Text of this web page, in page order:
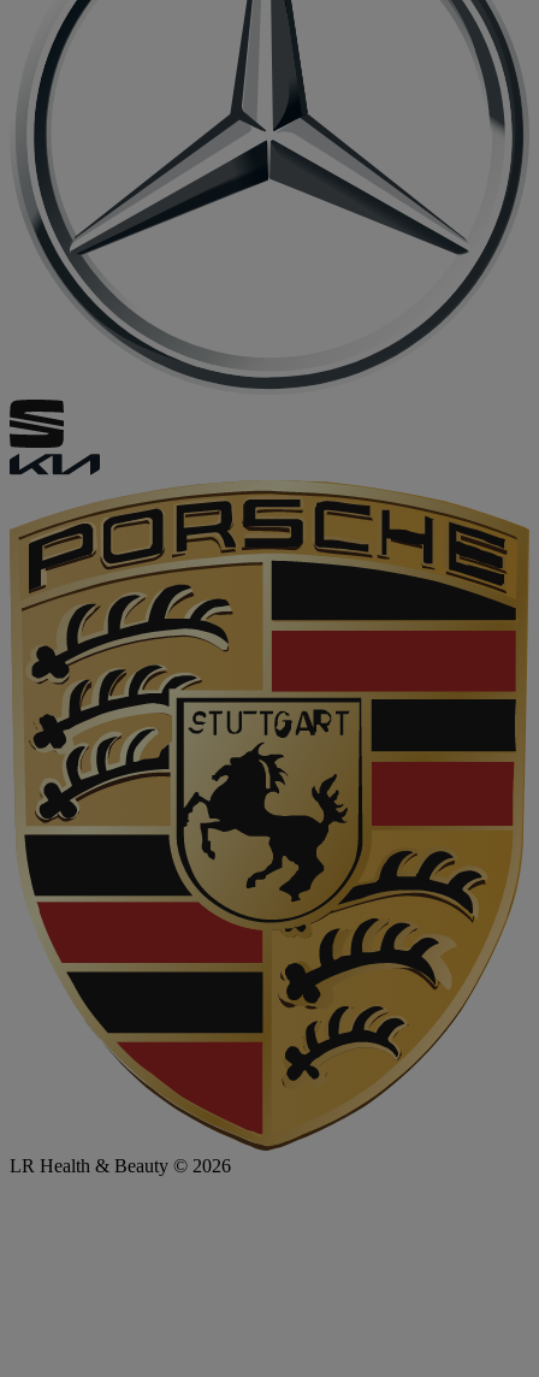
LR Health & Beauty © 2026